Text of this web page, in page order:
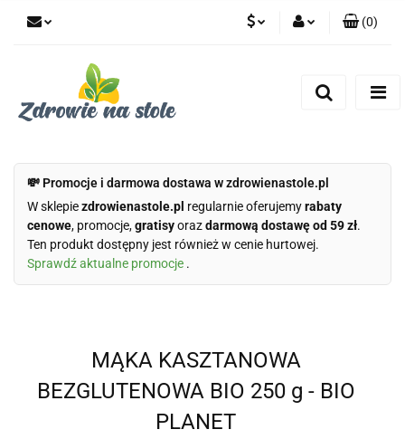
(0)
💸 Promocje i darmowa dostawa w zdrowienastole.pl
W sklepiezdrowienastole.pl regularnie oferujemyrabaty
cenowe, promocje,gratisyorazdarmową dostawę od 59 zł.
Ten produkt dostępny jest również w cenie hurtowej.
Sprawdź aktualne promocje .
MĄKA KASZTANOWA
BEZGLUTENOWA BIO 250 g - BIO
PLANET